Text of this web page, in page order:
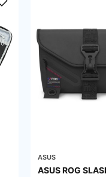
ASUS
ASUS ROG